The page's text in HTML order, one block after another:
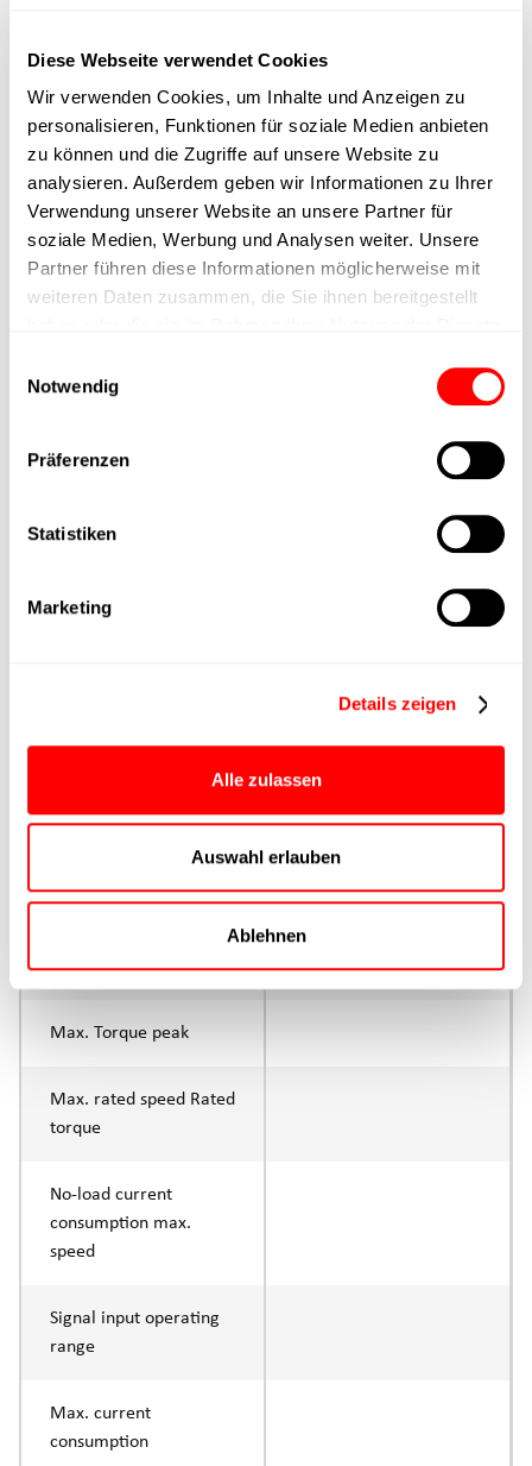
Diese Webseite verwendet Cookies
Wir verwenden Cookies, um Inhalte und Anzeigen zu
personalisieren, Funktionen für soziale Medien anbieten
zu können und die Zugriffe auf unsere Website zu
analysieren. Außerdem geben wir Informationen zu Ihrer
Verwendung unserer Website an unsere Partner für
soziale Medien, Werbung und Analysen weiter. Unsere
Partner führen diese Informationen möglicherweise mit
weiteren Daten zusammen, die Sie ihnen bereitgestellt
Notwendig
Präferenzen
Statistiken
Marketing
Details zeigen
Alle zulassen
Auswahl erlauben
Ablehnen
Nominal force
Max. Holder force
Product group
Max. feed force Fx tip
continuous operation
Max. Torque peak
Max. rated speed Rated
torque
No-load current
consumption max.
speed
Signal input operating
range
Max. current
consumption